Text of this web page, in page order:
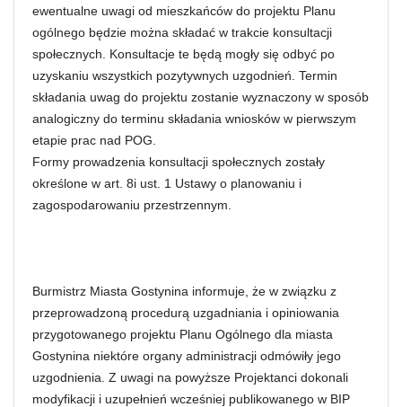
ewentualne uwagi od mieszkańców do projektu Planu
ogólnego będzie można składać w trakcie konsultacji
społecznych. Konsultacje te będą mogły się odbyć po
uzyskaniu wszystkich pozytywnych uzgodnień. Termin
składania uwag do projektu zostanie wyznaczony w sposób
analogiczny do terminu składania wniosków w pierwszym
etapie prac nad POG.
Formy prowadzenia konsultacji społecznych zostały
określone w art. 8i ust. 1 Ustawy o planowaniu i
zagospodarowaniu przestrzennym.
Burmistrz Miasta Gostynina informuje, że w związku z
przeprowadzoną procedurą uzgadniania i opiniowania
przygotowanego projektu Planu Ogólnego dla miasta
Gostynina niektóre organy administracji odmówiły jego
uzgodnienia. Z uwagi na powyższe Projektanci dokonali
modyfikacji i uzupełnień wcześniej publikowanego w BIP